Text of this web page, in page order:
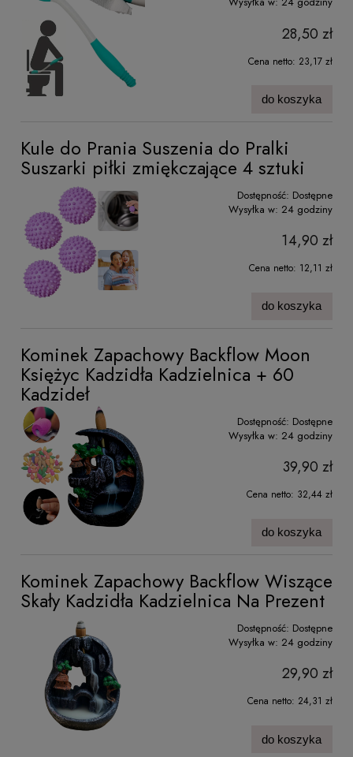
28,50 zł
Cena netto: 23,17 zł
do koszyka
Kule do Prania Suszenia do Pralki
Suszarki piłki zmiękczające 4 sztuki
Dostępność: Dostępne
Wysyłka w: 24 godziny
14,90 zł
Cena netto: 12,11 zł
do koszyka
Kominek Zapachowy Backflow Moon
Księżyc Kadzidła Kadzielnica + 60
Kadzideł
Dostępność: Dostępne
Wysyłka w: 24 godziny
39,90 zł
Cena netto: 32,44 zł
do koszyka
Kominek Zapachowy Backflow Wiszące
Skały Kadzidła Kadzielnica Na Prezent
Dostępność: Dostępne
Wysyłka w: 24 godziny
29,90 zł
Cena netto: 24,31 zł
do koszyka